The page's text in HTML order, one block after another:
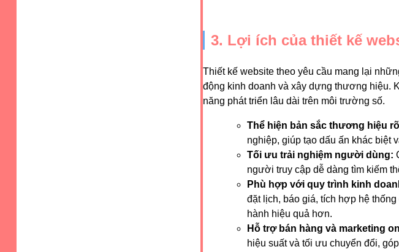
3. Lợi ích của thiết kế
Thiết kế website theo yêu cầu mang lại
động kinh doanh và xây dựng thương hiệu.
năng phát triển lâu dài trên môi trường số.
Thể hiện bản sắc thương hiệu
nghiệp, giúp tạo dấu ấn khác biệt
Tối ưu trải nghiệm người dùng:
người truy cập dễ dàng tìm kiếm
Phù hợp với quy trình kinh
đặt lịch, báo giá, tích hợp hệ
hành hiệu quả hơn.
Hỗ trợ bán hàng và marketing
hiệu suất và tối ưu chuyển đổi,